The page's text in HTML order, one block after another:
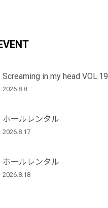
Screaming in my head VOL.19
2026.8.8
ホールレンタル
2026.8.17
ホールレンタル
2026.8.18